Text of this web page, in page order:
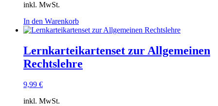
inkl. MwSt.
In den Warenkorb
Lernkarteikartenset zur Allgemeinen
Rechtslehre
9,99 €
inkl. MwSt.